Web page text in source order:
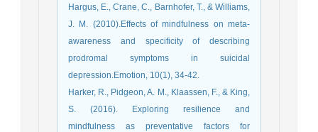
Hargus, E., Crane, C., Barnhofer, T., & Williams,
J. M. (2010).Effects of mindfulness on meta-
awareness and specificity of describing
prodromal symptoms in suicidal
depression.Emotion, 10(1), 34-42.
Harker, R., Pidgeon, A. M., Klaassen, F., & King,
S. (2016). Exploring resilience and
mindfulness as preventative factors for